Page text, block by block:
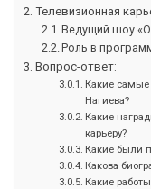
Телевизионная
Ведущий шоу
Роль в
Вопрос-ответ:
Какие
Нагиева?
Какие
карьеру?
Какие были
Какова
Какие